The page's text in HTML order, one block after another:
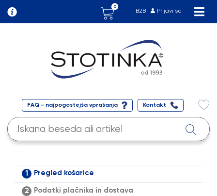
B2B Prijavi se
0
FAQ - najpogostejša vprašanja Kontakt
1 Pregled košarice
2 Podatki plačnika in dostava